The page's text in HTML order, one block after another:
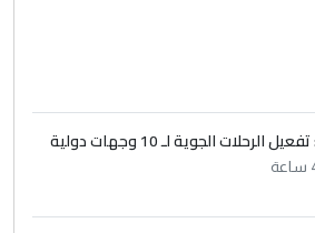
الرحلات الجوية لـ 10 وجهات دولية